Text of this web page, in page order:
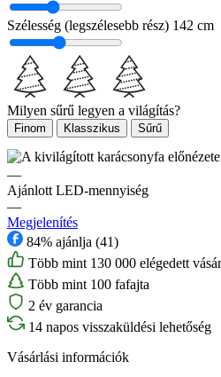
Szélesség (legszélesebb rész) 142 cm
Milyen sűrű legyen a világítás?
Finom Klasszikus Sűrű
—
Ajánlott LED-mennyiség
—
Megjelenítés
84% ajánlja (41)
Több mint 130 000 elégedett
Több mint 100 fafajta
2 év garancia
14 napos visszaküldési lehetőség
Vásárlási információk